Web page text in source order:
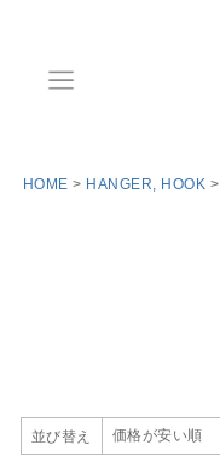
HOME HANGER, HOOK
並び替え 価格が安い順